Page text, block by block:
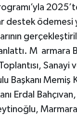
destek ödemesi
anlattı. M
Sanayi
Başkanı
Erdal